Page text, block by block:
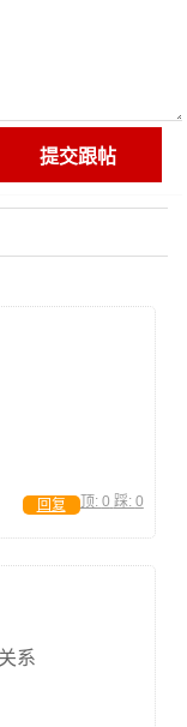
顶: 0 踩: 0
回复
系